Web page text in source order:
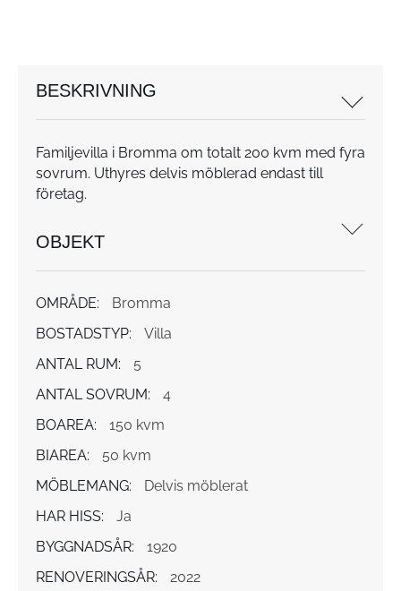
BESKRIVNING
Familjevilla i Bromma om totalt 200 kvm med fyra
sovrum. Uthyres delvis möblerad endast till
företag.
OBJEKT
OMRÅDE:
Bromma
BOSTADSTYP:
Villa
ANTAL RUM:
5
ANTAL SOVRUM:
4
BOAREA:
150 kvm
BIAREA:
50 kvm
MÖBLEMANG:
Delvis möblerat
HAR HISS:
Ja
BYGGNADSÅR:
1920
RENOVERINGSÅR:
2022